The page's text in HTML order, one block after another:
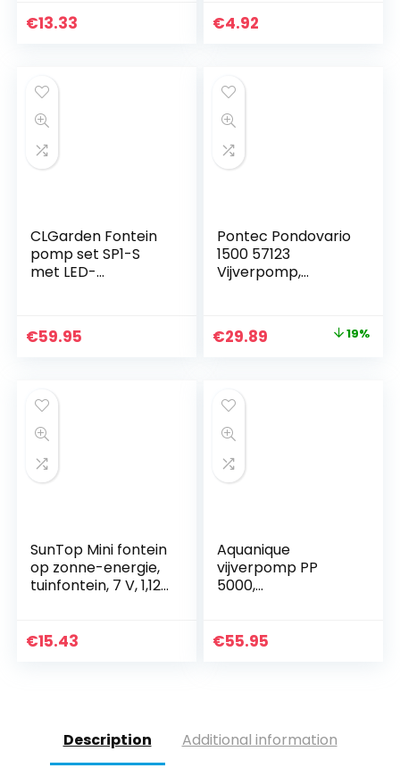
vogelbad, vijver,
€13.33
Watering Irrigatie,
€4.92
CLGarden Fontein
pomp set SP1-S
met LED-
waterspel
sierfontein
l/h
€59.95
Pontec Pondovario
1500 57123
Vijverpomp,
Original
€36.95.
€29.89 19%
SunTop Mini fontein
op zonne-energie,
tuinfontein, 7 V, 1,12
waterspel, fontein,
€15.43
Aquanique
vijverpomp PP
5000,
voor vijver,
€55.95
Description Additional information